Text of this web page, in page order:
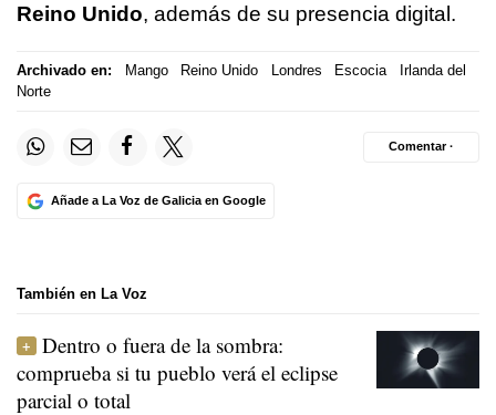
Reino Unido, además de su presencia digital.
Archivado en: Mango Reino Unido Londres Escocia
Irlanda del
Norte
Añade a La Voz de Galicia en Google
Comentar ·
También en La Voz
Dentro o fuera de la sombra:
comprueba si tu pueblo verá el eclipse
parcial o total